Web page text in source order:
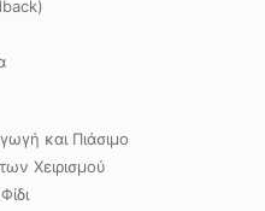
και Πιάσιμο
Χειρισμού